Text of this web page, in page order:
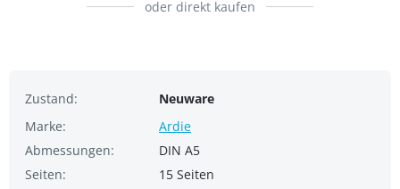
oder direkt kaufen
Zustand:
Neuware
Marke:
Ardie
Abmessungen:
DIN A5
Seiten:
15 Seiten